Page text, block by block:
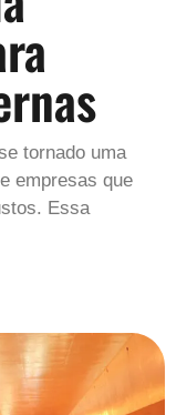
tornado uma
empresas que
Essa